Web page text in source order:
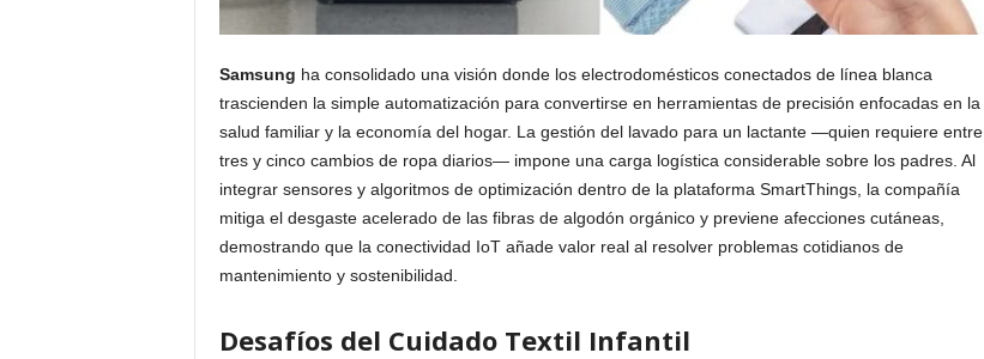
Samsung ha consolidado una visión donde los electrodomésticos conectados de línea blanca
trascienden la simple automatización para convertirse en herramientas de precisión enfocadas en la
salud familiar y la economía del hogar. La gestión del lavado para un lactante —quien requiere entre
tres y cinco cambios de ropa diarios— impone una carga logística considerable sobre los padres. Al
integrar sensores y algoritmos de optimización dentro de la plataforma SmartThings, la compañía
mitiga el desgaste acelerado de las fibras de algodón orgánico y previene afecciones cutáneas,
demostrando que la conectividad IoT añade valor real al resolver problemas cotidianos de
mantenimiento y sostenibilidad.
Desafíos del Cuidado Textil Infantil